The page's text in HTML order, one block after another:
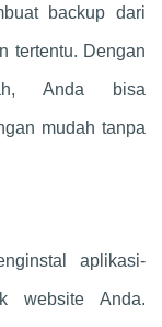
backup dari
tertentu. Dengan
Anda bisa
mudah tanpa
aplikasi-
website Anda.